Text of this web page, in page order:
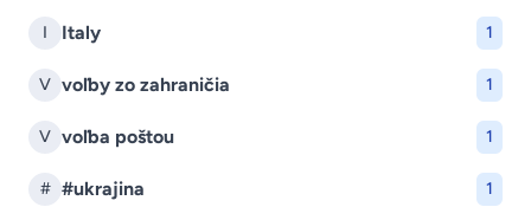
I Italy 1
V voľby zo zahraničia 1
V voľba poštou 1
# #ukrajina 1